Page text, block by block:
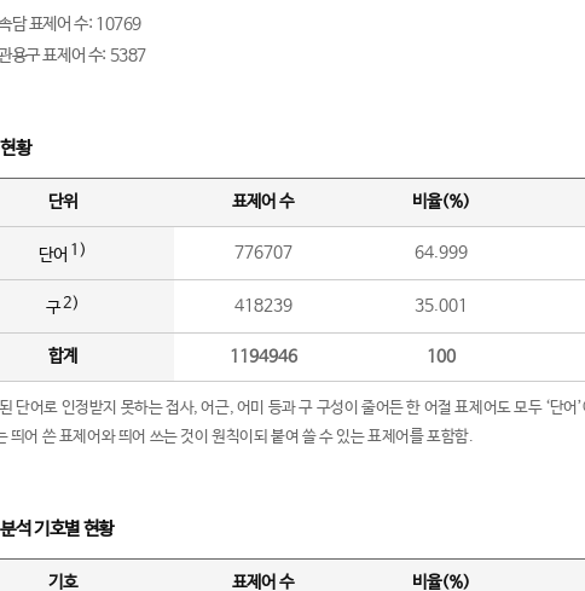
담 표제어 수: 10769
용구 표제어 수: 5387
황
단위 표제어 수 비율(%)
단어 1) 776707 64.999
구2) 418239 35.001
합계 1194946 100
단어로 인정받지 못하는 접사, 어근, 어미 등과 구 구성이 줄어든 한 어절 표제어도 모두 ‘단어
띄어 쓴 표제어와 띄어 쓰는 것이 원칙이되 붙여 쓸 수 있는 표제어를 포함함.
석 기호별 현황
기호 표제어 수 비율(%)